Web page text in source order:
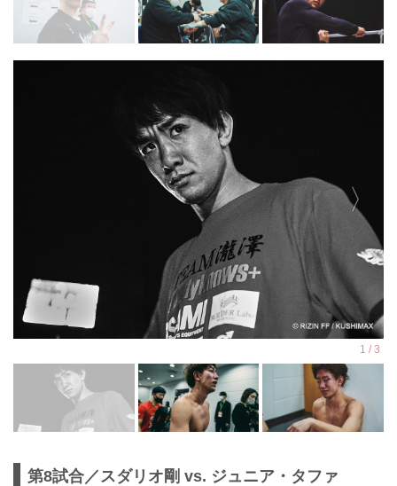
第8試合／スダリオ剛 vs. ジュニア・タファ